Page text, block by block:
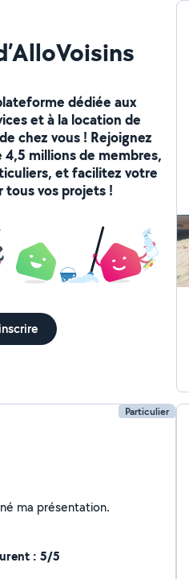
dédiée aux
et à la location de
chez vous ! Rejoignez
millions de membres,
et facilitez votre
vos projets !
Particulier
Je n'ai pas encore renseigné ma présentation.
: 5/5